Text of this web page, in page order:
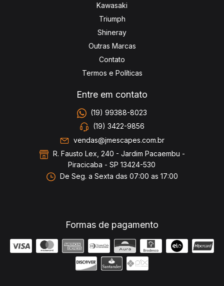
Kawasaki
Triumph
Shineray
Outras Marcas
Contato
Termos e Políticas
Entre em contato
(19) 99388-8023
(19) 3422-9856
vendas@jmescapes.com.br
R. Fausto Lex, 240 - Jardim Pacaembu -
Piracicaba - SP 13424-530
De Seg. a Sexta das 07:00 as 17:00
Formas de pagamento